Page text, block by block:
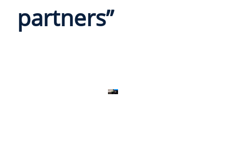
partners”